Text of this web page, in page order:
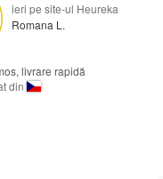
ieri pe site-ul Heureka
Romana L.
livrare rapidă
din